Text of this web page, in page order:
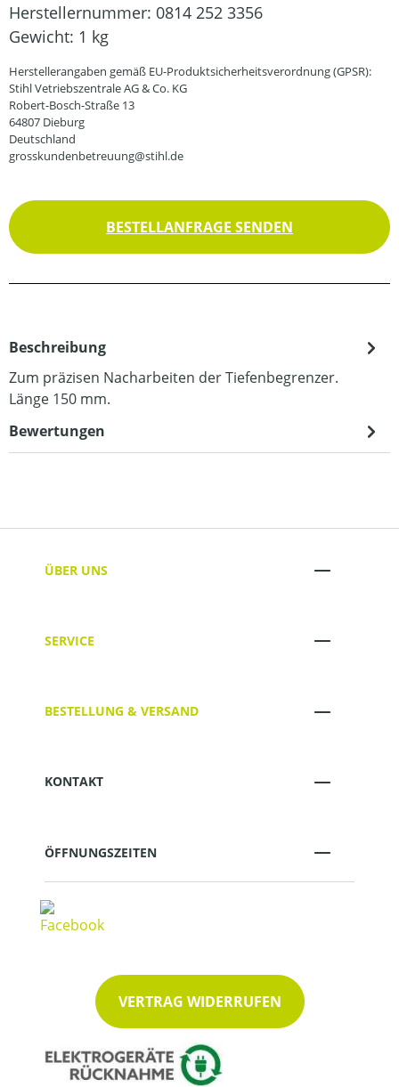
Herstellernummer: 0814 252 3356
Gewicht: 1 kg
Herstellerangaben gemäß EU-Produktsicherheitsverordnung (GPSR):
Stihl Vetriebszentrale AG & Co. KG
Robert-Bosch-Straße 13
64807 Dieburg
Deutschland
grosskundenbetreuung@stihl.de
BESTELLANFRAGE SENDEN
Beschreibung
Zum präzisen Nacharbeiten der Tiefenbegrenzer.
Länge 150 mm.
Bewertungen
ÜBER UNS
SERVICE
BESTELLUNG & VERSAND
KONTAKT
ÖFFNUNGSZEITEN
VERTRAG WIDERRUFEN